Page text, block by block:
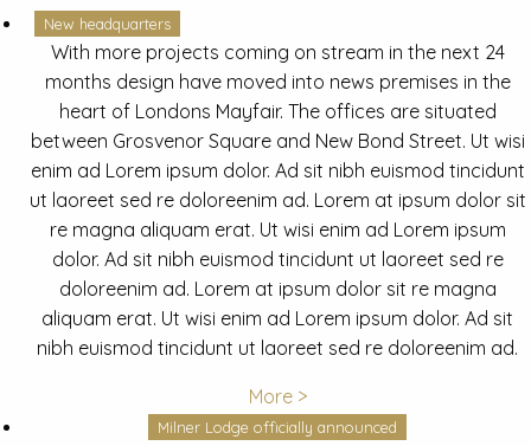
New headquarters
With more projects coming on stream in the next 24
months design have moved into news premises in the
heart of Londons Mayfair. The offices are situated
between Grosvenor Square and New Bond Street. Ut wisi
enim ad Lorem ipsum dolor. Ad sit nibh euismod tincidunt
ut laoreet sed re doloreenim ad. Lorem at ipsum dolor sit
re magna aliquam erat. Ut wisi enim ad Lorem ipsum
dolor. Ad sit nibh euismod tincidunt ut laoreet sed re
doloreenim ad. Lorem at ipsum dolor sit re magna
aliquam erat. Ut wisi enim ad Lorem ipsum dolor. Ad sit
nibh euismod tincidunt ut laoreet sed re doloreenim ad.
More >
Milner Lodge officially announced